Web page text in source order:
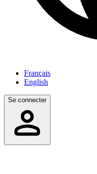
Français
English
Se connecter